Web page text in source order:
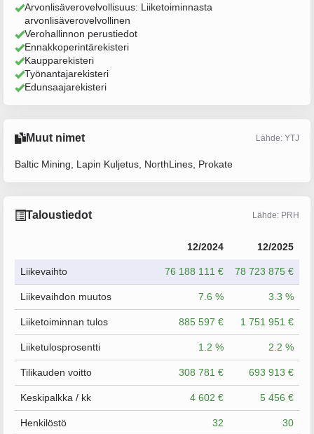
Arvonlisäverovelvollisuus: Liiketoiminnasta
arvonlisäverovelvollinen
Verohallinnon perustiedot
Ennakkoperintärekisteri
Kaupparekisteri
Työnantajarekisteri
Edunsaajarekisteri
Muut nimet Lähde: YTJ
Baltic Mining, Lapin Kuljetus, NorthLines, Prokate
Taloustiedot Lähde: PRH
12/2024 12/2025
Liikevaihto 76 188 111 € 78 723 875 €
Liikevaihdon muutos 7.6 % 3.3 %
Liiketoiminnan tulos 885 597 € 1 751 951 €
Liiketulosprosentti 1.2 % 2.2 %
Tilikauden voitto 308 781 € 693 913 €
Keskipalkka / kk 4 602 € 5 456 €
Henkilöstö 32 30